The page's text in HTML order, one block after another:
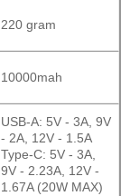
220 gram
10000mah
USB-A: 5V - 3A, 9V
- 2A, 12V - 1.5A
Type-C: 5V - 3A,
9V - 2.23A, 12V -
1.67A (20W MAX)